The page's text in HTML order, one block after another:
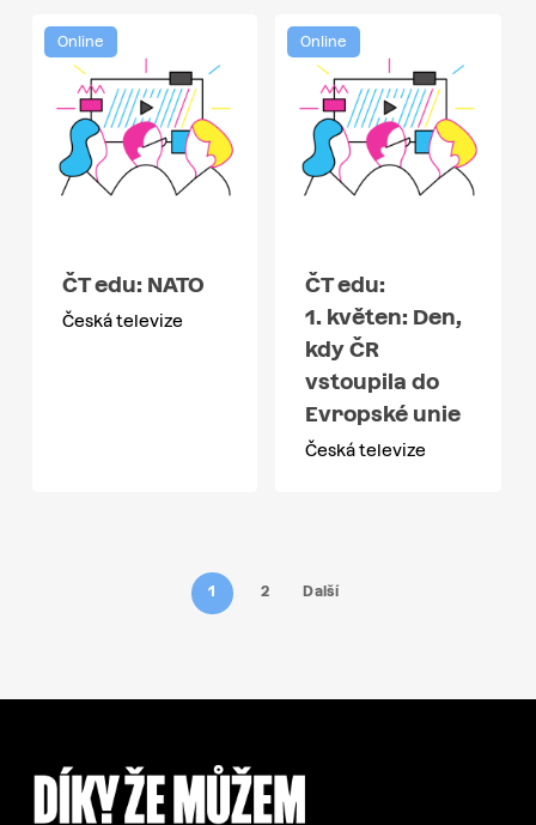
Online
ČT edu: NATO
Česká televize
Online
ČT edu:
1. květen: Den,
kdy ČR
vstoupila do
Evropské unie
Česká televize
1 2 Další